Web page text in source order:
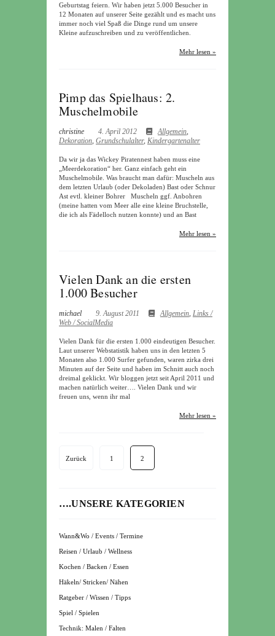
Geburtstag feiern. Wir haben jetzt 5.000 Besucher in
12 Monaten auf unserer Seite gezählt und es macht uns
immer noch viel Spaß die Dinge rund um unsere
Kleine aufzuschreiben und zu veröffentlichen.
Mehr lesen »
Pimp das Spielhaus: 2.
Muschelmobile
christine 4. April 2012 Allgemein,
Dekoration, Grundschulalter, Kindergartenalter
Da wir ja das Wickey Piratennest haben muss eine
„Meerdekoration“ her. Ganz einfach geht ein
Muschelmobile. Was braucht man dafür: Muscheln aus
dem letzten Urlaub (oder Dekoladen) Bast oder Schnur
Ast evtl. kleiner Bohrer Muscheln ggf. Anbohren
(meine hatten vom Meer alle eine kleine Bruchstelle,
die ich als Fädelloch nutzen konnte) und an Bast
Mehr lesen »
Vielen Dank an die ersten
1.000 Besucher
michael 9. August 2011 Allgemein, Links /
Web / SocialMedia
Vielen Dank für die ersten 1.000 eindeutigen Besucher.
Laut unserer Webstatistik haben uns in den letzten 5
Monaten also 1.000 Surfer gefunden, waren zirka drei
Minuten auf der Seite und haben im Schnitt auch noch
dreimal geklickt. Wir bloggen jetzt seit April 2011 und
machen natürlich weiter…. Vielen Dank und wir
freuen uns, wenn ihr mal
Mehr lesen »
Zurück 1 2
….UNSERE KATEGORIEN
Wann&Wo / Events / Termine
Reisen / Urlaub / Wellness
Kochen / Backen / Essen
Häkeln/ Stricken/ Nähen
Ratgeber / Wissen / Tipps
Spiel / Spielen
Technik: Malen / Falten